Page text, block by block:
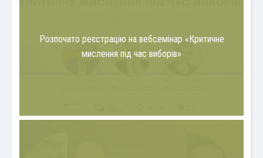
Розпочато реєстрацію на вебсемінар «Критичне
мислення під час виборів»